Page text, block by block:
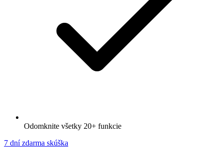
Odomknite všetky 20+ funkcie
7 dní zdarma skúška